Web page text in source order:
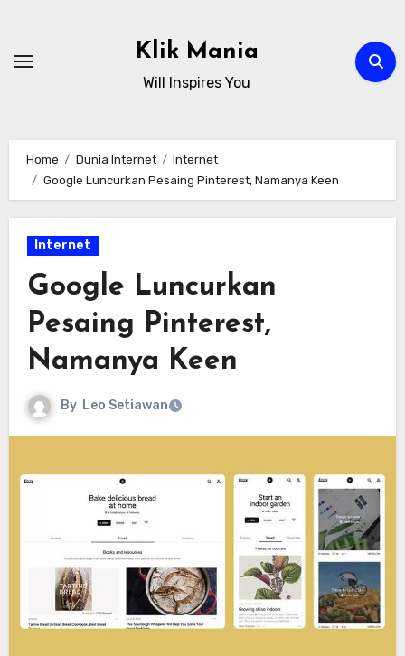
content
Klik Mania
Will Inspires You
Home Dunia Internet
Internet
Google Luncurkan Pesaing Pinterest, Namanya Keen
Internet
Google Luncurkan
Pesaing Pinterest,
Namanya Keen
By Leo Setiawan